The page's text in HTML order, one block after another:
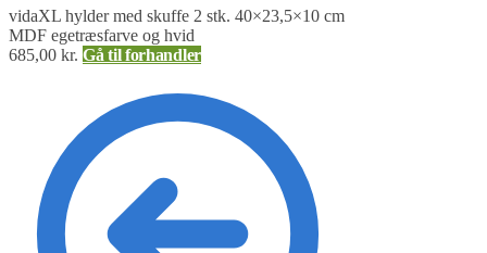
vidaXL hylder med skuffe 2 stk. 40×23,5×10 cm
MDF egetræsfarve og hvid
685,00 kr. Gå til forhandler